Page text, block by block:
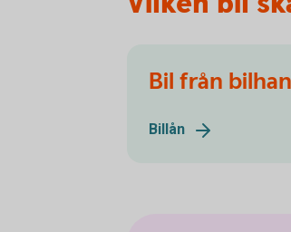
Bil från
Billån